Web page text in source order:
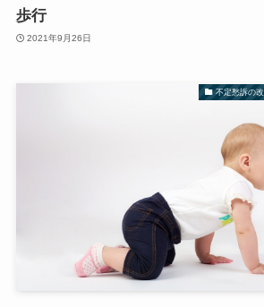
歩行
2021年9月26日
不定愁訴の